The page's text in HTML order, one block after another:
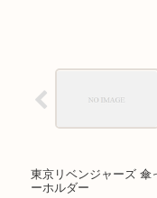
東京リベンジャーズ 傘
ーホルダー